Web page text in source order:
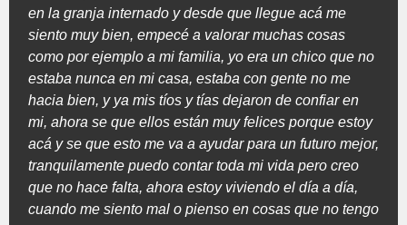
en la granja internado y desde que llegue acá me
siento muy bien, empecé a valorar muchas cosas
como por ejemplo a mi familia, yo era un chico que no
estaba nunca en mi casa, estaba con gente no me
hacia bien, y ya mis tíos y tías dejaron de confiar en
mi, ahora se que ellos están muy felices porque estoy
acá y se que esto me va a ayudar para un futuro mejor,
tranquilamente puedo contar toda mi vida pero creo
que no hace falta, ahora estoy viviendo el día a día,
cuando me siento mal o pienso en cosas que no tengo